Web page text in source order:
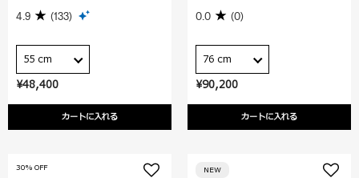
¥48,400
カートに入れる
4.9 (133)
55 cm
¥90,200
カートに入れる
0.0 (0)
76 cm
30% OFF NEW